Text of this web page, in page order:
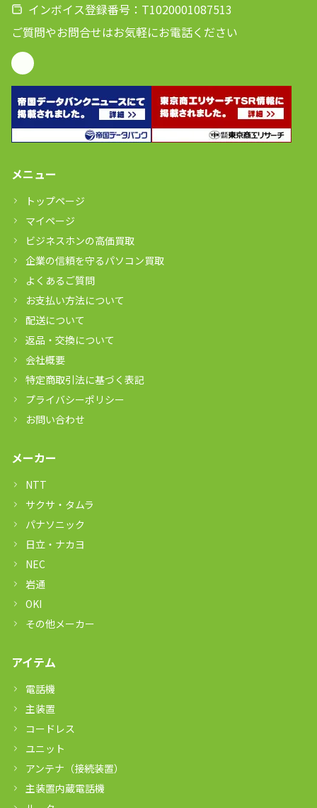
インボイス登録番号：T1020001087513
ご質問やお問合せはお気軽にお電話ください
メニュー
トップページ
マイページ
ビジネスホンの高価買取
企業の信頼を守るパソコン買取
よくあるご質問
お支払い方法について
配送について
返品・交換について
会社概要
特定商取引法に基づく表記
プライバシーポリシー
お問い合わせ
メーカー
NTT
サクサ・タムラ
パナソニック
日立・ナカヨ
NEC
岩通
OKI
その他メーカー
アイテム
電話機
主装置
コードレス
ユニット
アンテナ（接続装置）
主装置内蔵電話機